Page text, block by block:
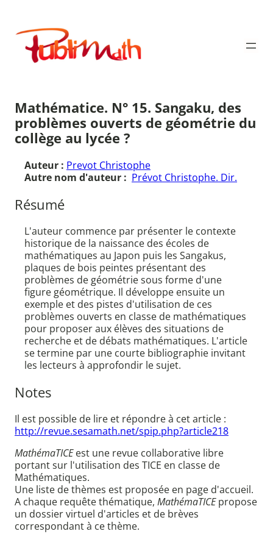
contenu
Publimath
Mathématice. N° 15. Sangaku, des
problèmes ouverts de géométrie du
collège au lycée ?
Auteur : Prevot Christophe
Autre nom d'auteur : Prévot Christophe. Dir.
Résumé
L'auteur commence par présenter le contexte
historique de la naissance des écoles de
mathématiques au Japon puis les Sangakus,
plaques de bois peintes présentant des
problèmes de géométrie sous forme d'une
figure géométrique. Il développe ensuite un
exemple et des pistes d'utilisation de ces
problèmes ouverts en classe de mathématiques
pour proposer aux élèves des situations de
recherche et de débats mathématiques. L'article
se termine par une courte bibliographie invitant
les lecteurs à approfondir le sujet.
Notes
Il est possible de lire et répondre à cet article :
http://revue.sesamath.net/spip.php?article218
MathémaTICEest une revue collaborative libre
portant sur l'utilisation des TICE en classe de
Mathématiques.
Une liste de thèmes est proposée en page d'accueil.
A chaque requête thématique, MathémaTICEpropose
un dossier virtuel d'articles et de brèves
correspondant à ce thème.